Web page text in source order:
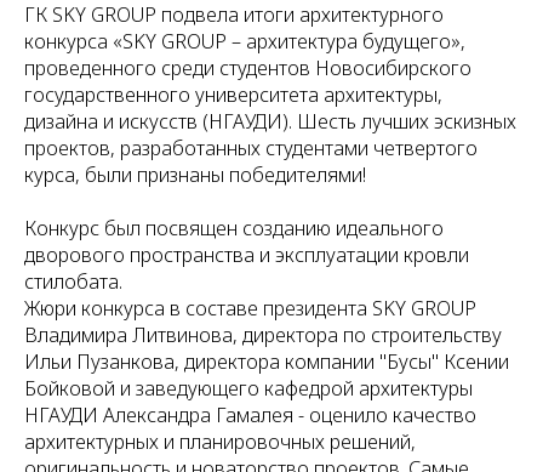
ГК SKY GROUP подвела итоги архитектурного
конкурса «SKY GROUP – архитектура будущего»,
проведенного среди студентов Новосибирского
государственного университета архитектуры,
дизайна и искусств (НГАУДИ). Шесть лучших эскизных
проектов, разработанных студентами четвертого
курса, были признаны победителями!
Конкурс был посвящен созданию идеального
дворового пространства и эксплуатации кровли
стилобата.
Жюри конкурса в составе президента SKY GROUP
Владимира Литвинова, директора по строительству
Ильи Пузанкова, директора компании "Бусы" Ксении
Бойковой и заведующего кафедрой архитектуры
НГАУДИ Александра Гамалея - оценило качество
архитектурных и планировочных решений,